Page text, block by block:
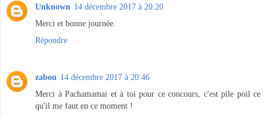
Unknown 14 décembre 2017 à 20:20
Merci et bonne journée.
Répondre
zabou 14 décembre 2017 à 20:46
Merci à Pachamamai et à toi pour ce concours, c'est pile poil ce
qu'il me faut en ce moment !